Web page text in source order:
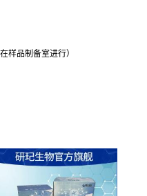
样品制备室进行）